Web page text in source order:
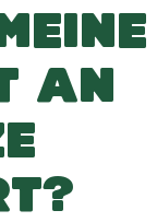
AN